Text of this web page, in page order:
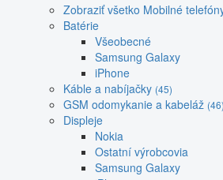
Zobraziť všetko Mobilné
Batérie
Všeobecné
Samsung Galaxy
iPhone
Káble a nabíjačky (45)
GSM odomykanie a kabeláž (46)
Displeje
Nokia
Ostatní výrobcovia
Samsung Galaxy